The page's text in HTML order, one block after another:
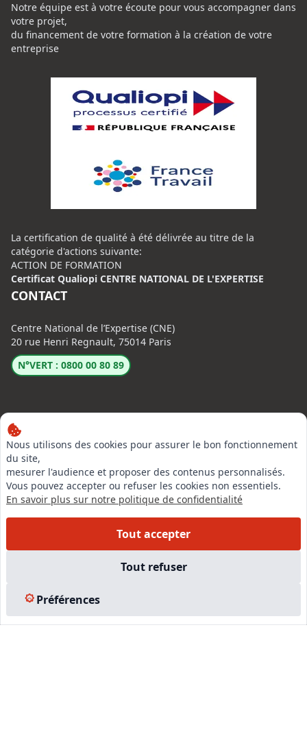
Nous utilisons des cookies pour assurer le bon fonctionnement
du site,
mesurer l'audience et proposer des contenus personnalisés.
Vous pouvez accepter ou refuser les cookies non essentiels.
En savoir plus sur notre politique de confidentialité
Tout accepter
Tout refuser
Préférences
Notre équipe est à votre écoute pour vous accompagner dans
votre projet,
du financement de votre formation à la création de votre
entreprise
La certification de qualité à été délivrée au titre de la
catégorie d'actions suivante:
ACTION DE FORMATION
Certificat Qualiopi CENTRE NATIONAL DE L'EXPERTISE
CONTACT
Centre National de l’Expertise (CNE)
20 rue Henri Regnault, 75014 Paris
N°VERT : 0800 00 80 89
LinkedIn
Instagram
Facebook
EN SAVOIR PLUS
Formations
Nous rejoindre